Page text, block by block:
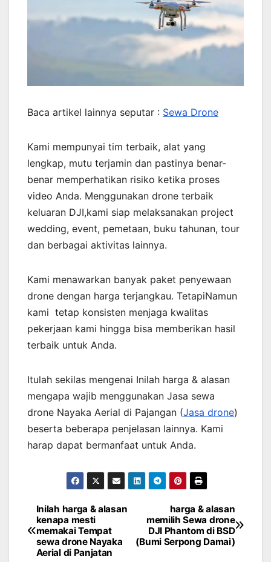
Baca artikel lainnya seputar : Sewa Drone
Kami mempunyai tim terbaik, alat yang
lengkap, mutu terjamin dan pastinya benar-
benar memperhatikan risiko ketika proses
video Anda. Menggunakan drone terbaik
keluaran DJI,kami siap melaksanakan project
wedding, event, pemetaan, buku tahunan, tour
dan berbagai aktivitas lainnya.
Kami menawarkan banyak paket penyewaan
drone dengan harga terjangkau. TetapiNamun
kami tetap konsisten menjaga kwalitas
pekerjaan kami hingga bisa memberikan hasil
terbaik untuk Anda.
Itulah sekilas mengenai Inilah harga & alasan
mengapa wajib menggunakan Jasa sewa
drone Nayaka Aerial di Pajangan (Jasa drone)
beserta beberapa penjelasan lainnya. Kami
harap dapat bermanfaat untuk Anda.
Post
navigation
harga & alasan
memilih Sewa drone
DJI Phantom di BSD
(Bumi Serpong Damai)
Inilah harga & alasan
kenapa mesti
memakai Tempat
sewa drone Nayaka
Aerial di Panjatan